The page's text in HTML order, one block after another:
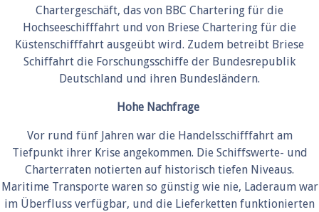
Chartergeschäft, das von BBC Chartering für die
Hochseeschifffahrt und von Briese Chartering für die
Küstenschifffahrt ausgeübt wird. Zudem betreibt Briese
Schiffahrt die Forschungsschiffe der Bundesrepublik
Deutschland und ihren Bundesländern.
Hohe Nachfrage
Vor rund fünf Jahren war die Handelsschifffahrt am
Tiefpunkt ihrer Krise angekommen. Die Schiffswerte- und
Charterraten notierten auf historisch tiefen Niveaus.
Maritime Transporte waren so günstig wie nie, Laderaum war
im Überfluss verfügbar, und die Lieferketten funktionierten